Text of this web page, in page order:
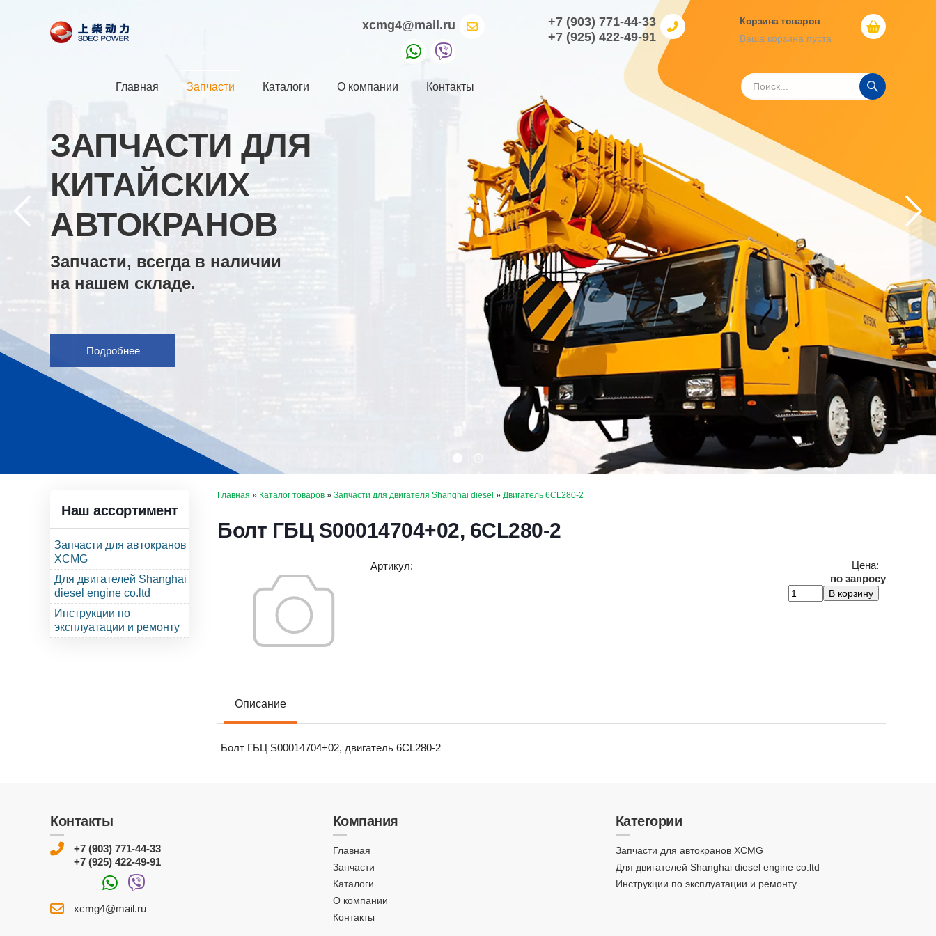
xcmg4@mail.ru
+7 (903) 771-44-33
+7 (925) 422-49-91
Корзина товаров
Ваша корзина пуста
Главная Запчасти Каталоги О компании Контакты
ЗАПЧАСТИ ДЛЯ
КИТАЙСКИХ
АВТОКРАНОВ
Запчасти, всегда в наличии
на нашем складе.
Подробнее
Наш ассортимент
Запчасти для автокранов
XCMG
Для двигателей Shanghai
diesel engine co.ltd
Инструкции по
эксплуатации и ремонту
Главная » Каталог товаров » Запчасти для двигателя Shanghai diesel » Двигатель 6CL280-2
Болт ГБЦ S00014704+02, 6CL280-2
Цена:
по запросу
Артикул:
Описание
Болт ГБЦ S00014704+02, двигатель 6CL280-2
Контакты
+7 (903) 771-44-33
+7 (925) 422-49-91
xcmg4@mail.ru
Компания
Главная
Запчасти
Каталоги
О компании
Контакты
Категории
Запчасти для автокранов XCMG
Для двигателей Shanghai diesel engine co.ltd
Инструкции по эксплуатации и ремонту